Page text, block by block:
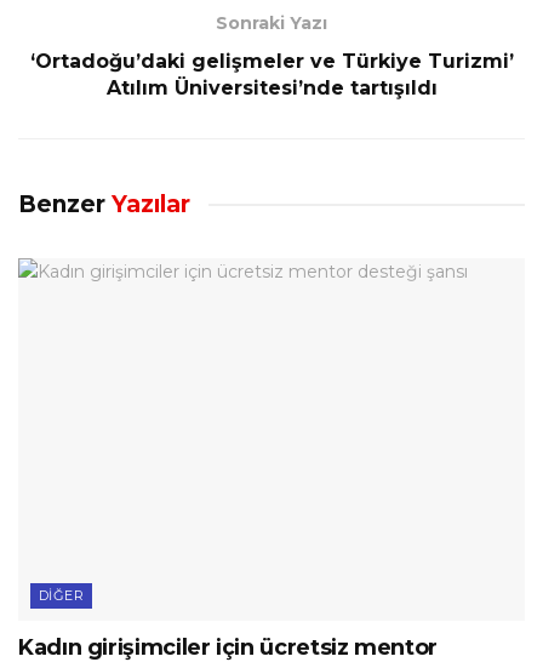
Sonraki Yazı
‘Ortadoğu’daki gelişmeler ve Türkiye Turizmi’
Atılım Üniversitesi’nde tartışıldı
Benzer Yazılar
DIĞER
Kadın girişimciler için ücretsiz mentor